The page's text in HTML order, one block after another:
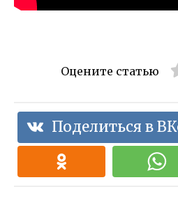
Оцените статью
Поделиться в